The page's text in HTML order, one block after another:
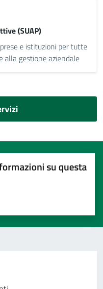
(SUAP)
e istituzioni per tutte
alla gestione aziendale
su questa
5